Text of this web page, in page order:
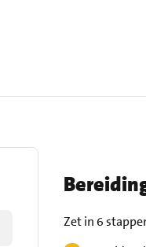
Zet in 6